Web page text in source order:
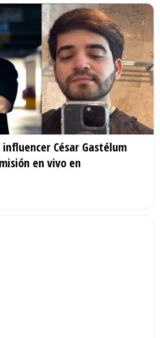
César Gastélum
en vivo en